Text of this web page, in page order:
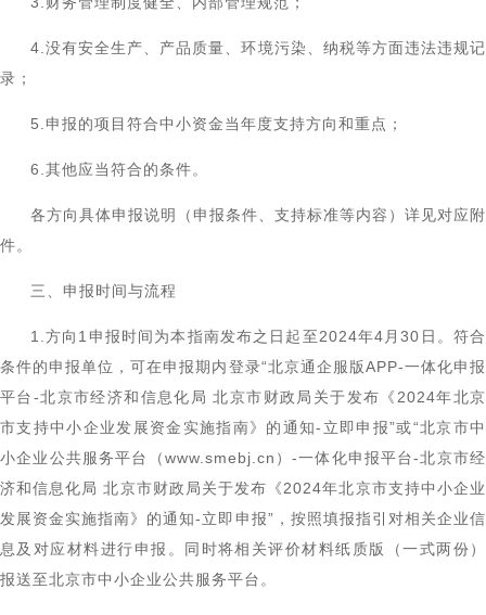
4.没有安全生产、产品质量、环境污染、纳税等方面违法违规记
录；
5.申报的项目符合中小资金当年度支持方向和重点；
6.其他应当符合的条件。
各方向具体申报说明（申报条件、支持标准等内容）详见对应附
件。
三、申报时间与流程
1.方向1申报时间为本指南发布之日起至2024年4月30日。符合
条件的申报单位，可在申报期内登录“北京通企服版APP-一体化申报
平台-北京市经济和信息化局 北京市财政局关于发布《2024年北京
市支持中小企业发展资金实施指南》的通知-立即申报”或“北京市中
小企业公共服务平台（www.smebj.cn）-一体化申报平台-北京市经
济和信息化局 北京市财政局关于发布《2024年北京市支持中小企业
发展资金实施指南》的通知-立即申报”，按照填报指引对相关企业信
息及对应材料进行申报。同时将相关评价材料纸质版（一式两份）
报送至北京市中小企业公共服务平台。